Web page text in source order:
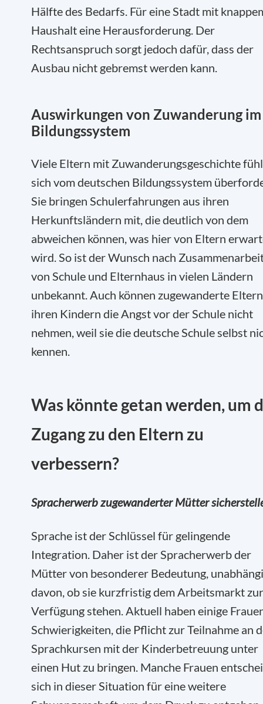
Hälfte des Bedarfs. Für eine Stadt mit
Haushalt eine Herausforderung. Der
Rechtsanspruch sorgt jedoch dafür, dass der
Ausbau nicht gebremst werden kann.
Auswirkungen von Zuwanderung im
Bildungssystem
Viele Eltern mit Zuwanderungsgeschichte
sich vom deutschen Bildungssystem
Sie bringen Schulerfahrungen aus ihren
Herkunftsländern mit, die deutlich von dem
abweichen können, was hier von Eltern
wird. So ist der Wunsch nach
von Schule und Elternhaus in vielen Ländern
unbekannt. Auch können zugewanderte Eltern
ihren Kindern die Angst vor der Schule nicht
nehmen, weil sie die deutsche Schule selbst
kennen.
Was könnte getan werden, um
Zugang zu den Eltern zu
verbessern?
Spracherwerb zugewanderter Mütter
Sprache ist der Schlüssel für gelingende
Integration. Daher ist der Spracherwerb der
Mütter von besonderer Bedeutung,
davon, ob sie kurzfristig dem Arbeitsmarkt zur
Verfügung stehen. Aktuell haben einige
Schwierigkeiten, die Pflicht zur Teilnahme an
Sprachkursen mit der Kinderbetreuung unter
einen Hut zu bringen. Manche Frauen
sich in dieser Situation für eine weitere